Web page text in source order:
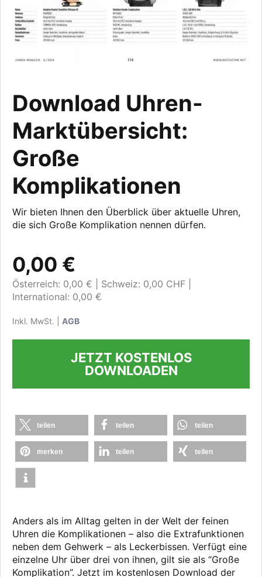
Download Uhren-
Marktübersicht:
Große
Komplikationen
Wir bieten Ihnen den Überblick über aktuelle Uhren,
die sich Große Komplikation nennen dürfen.
0,00 €
Österreich: 0,00 €
Schweiz: 0,00 CHF
International: 0,00 €
Inkl. MwSt. | AGB
JETZT KOSTENLOS
DOWNLOADEN
teilen teilen teilen
merken teilen teilen
Anders als im Alltag gelten in der Welt der feinen
Uhren die Komplikationen – also die Extrafunktionen
neben dem Gehwerk – als Leckerbissen. Verfügt eine
einzelne Uhr über drei von ihnen, gilt sie als “Große
Komplikation”. Jetzt im kostenlosen Download der